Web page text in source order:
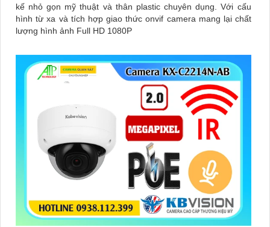
kế nhỏ gọn mỹ thuật và thân plastic chuyên dụng. Với cấu
hình từ xa và tích hợp giao thức onvif camera mang lại chất
lượng hình ảnh Full HD 1080P